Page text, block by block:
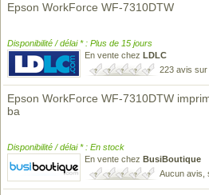
Epson WorkForce WF-7310DTW
Disponibilité / délai * : Plus de 15 jours
En vente chez LDLC
223 avis
Epson WorkForce WF-7310DTW
ba
Disponibilité / délai * : En stock
En vente chez BusiBoutique
Aucun avis,